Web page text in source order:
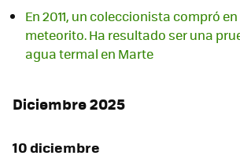
En 2011, un coleccionista compró
meteorito. Ha resultado ser una
agua termal en Marte
Diciembre 2025
10 diciembre